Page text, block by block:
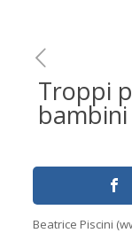
Troppi
Beatrice Piscini